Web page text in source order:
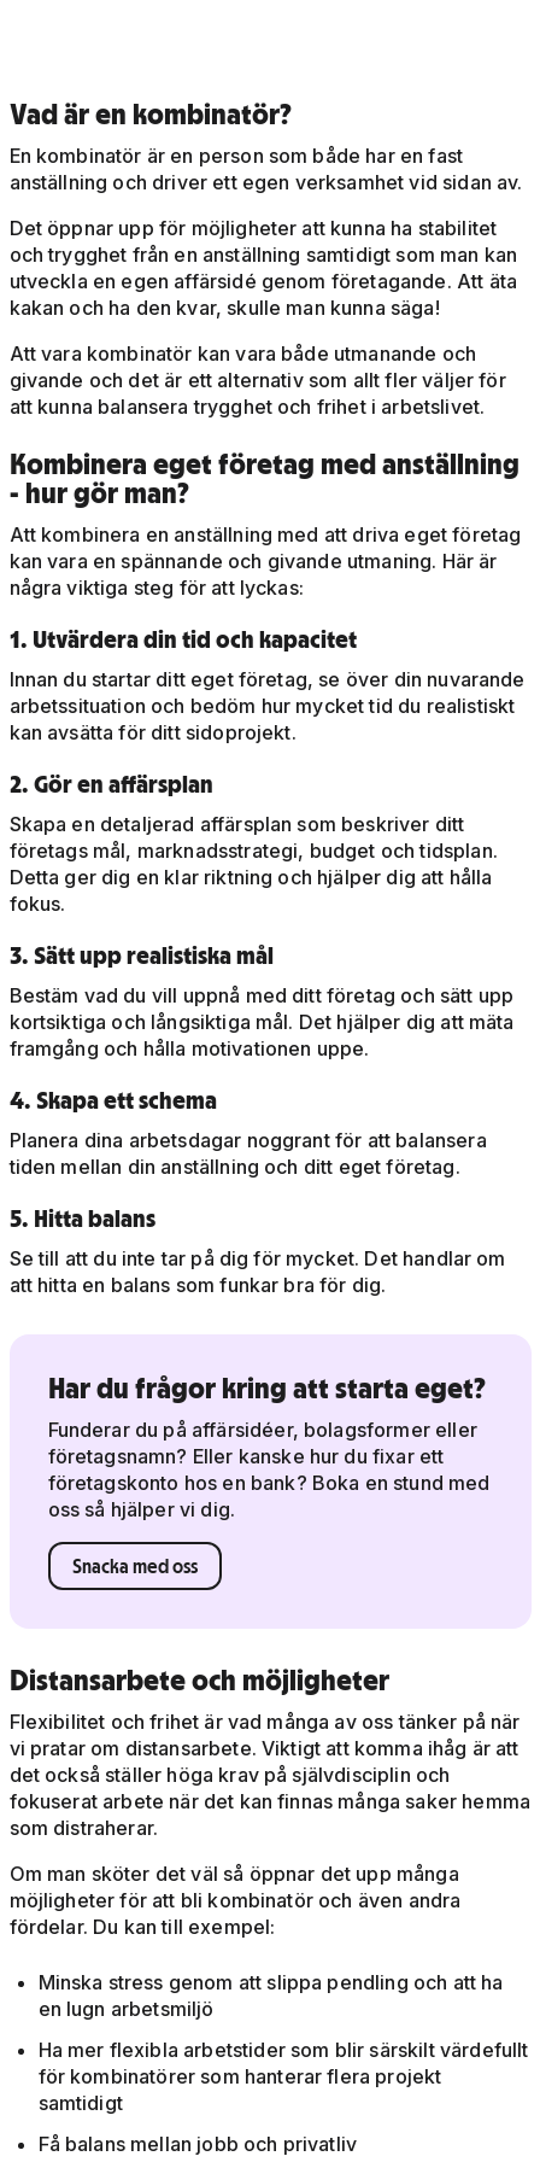
Vad är en kombinatör?
En kombinatör är en person som både har en fast
anställning och driver ett egen verksamhet vid sidan av.
Det öppnar upp för möjligheter att kunna ha stabilitet
och trygghet från en anställning samtidigt som man kan
utveckla en egen affärsidé genom företagande. Att äta
kakan och ha den kvar, skulle man kunna säga!
Att vara kombinatör kan vara både utmanande och
givande och det är ett alternativ som allt fler väljer för
att kunna balansera trygghet och frihet i arbetslivet.
Kombinera eget företag med anställning
- hur gör man?
Att kombinera en anställning med att driva eget företag
kan vara en spännande och givande utmaning. Här är
några viktiga steg för att lyckas:
1. Utvärdera din tid och kapacitet
Innan du startar ditt eget företag, se över din nuvarande
arbetssituation och bedöm hur mycket tid du realistiskt
kan avsätta för ditt sidoprojekt.
2. Gör en affärsplan
Skapa en detaljerad affärsplan som beskriver ditt
företags mål, marknadsstrategi, budget och tidsplan.
Detta ger dig en klar riktning och hjälper dig att hålla
fokus.
3. Sätt upp realistiska mål
Bestäm vad du vill uppnå med ditt företag och sätt upp
kortsiktiga och långsiktiga mål. Det hjälper dig att mäta
framgång och hålla motivationen uppe.
4. Skapa ett schema
Planera dina arbetsdagar noggrant för att balansera
tiden mellan din anställning och ditt eget företag.
5. Hitta balans
Se till att du inte tar på dig för mycket. Det handlar om
att hitta en balans som funkar bra för dig.
Har du frågor kring att starta eget?
Funderar du på affärsidéer, bolagsformer eller
företagsnamn? Eller kanske hur du fixar ett
företagskonto hos en bank? Boka en stund med
oss så hjälper vi dig.
Snacka med oss
Distansarbete och möjligheter
Flexibilitet och frihet är vad många av oss tänker på när
vi pratar om distansarbete. Viktigt att komma ihåg är att
det också ställer höga krav på självdisciplin och
fokuserat arbete när det kan finnas många saker hemma
som distraherar.
Om man sköter det väl så öppnar det upp många
möjligheter för att bli kombinatör och även andra
fördelar. Du kan till exempel:
Minska stress genom att slippa pendling och att ha
en lugn arbetsmiljö
Ha mer flexibla arbetstider som blir särskilt värdefullt
för kombinatörer som hanterar flera projekt
samtidigt
Få balans mellan jobb och privatliv